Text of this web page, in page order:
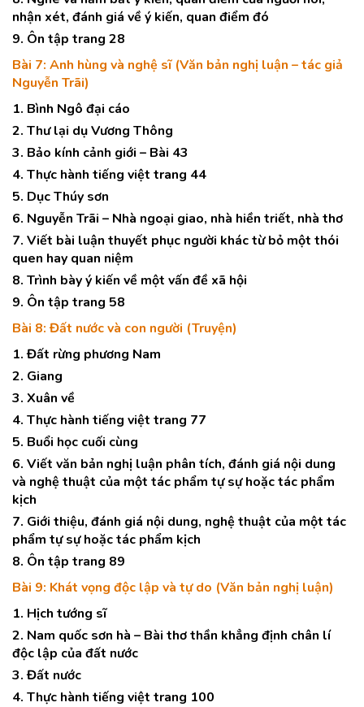
nhận xét, đánh giá về ý kiến, quan điểm đó
9. Ôn tập trang 28
Bài 7: Anh hùng và nghệ sĩ (Văn bản nghị luận – tác giả
Nguyễn Trãi)
1. Bình Ngô đại cáo
2. Thư lại dụ Vương Thông
3. Bảo kính cảnh giới – Bài 43
4. Thực hành tiếng việt trang 44
5. Dục Thúy sơn
6. Nguyễn Trãi – Nhà ngoại giao, nhà hiền triết, nhà thơ
7. Viết bài luận thuyết phục người khác từ bỏ một thói
quen hay quan niệm
8. Trình bày ý kiến về một vấn đề xã hội
9. Ôn tập trang 58
Bài 8: Đất nước và con người (Truyện)
1. Đất rừng phương Nam
2. Giang
3. Xuân về
4. Thực hành tiếng việt trang 77
5. Buổi học cuối cùng
6. Viết văn bản nghị luận phân tích, đánh giá nội dung
và nghệ thuật của một tác phẩm tự sự hoặc tác phẩm
kịch
7. Giới thiệu, đánh giá nội dung, nghệ thuật của một tác
phẩm tự sự hoặc tác phẩm kịch
8. Ôn tập trang 89
Bài 9: Khát vọng độc lập và tự do (Văn bản nghị luận)
1. Hịch tướng sĩ
2. Nam quốc sơn hà – Bài thơ thần khẳng định chân lí
độc lập của đất nước
3. Đất nước
4. Thực hành tiếng việt trang 100